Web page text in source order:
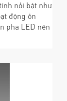
nổi bật như
động ổn
pha LED nên